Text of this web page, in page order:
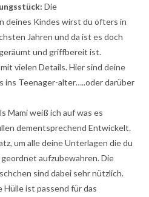
Die
deines Kindes wirst du öfters in
Jahren und da ist es doch
und griffbereit ist.
vielen Details. Hier sind deine
ins Teenager-alter…..oder darüber
Mami weiß ich auf was es
dementsprechend Entwickelt.
um alle deine Unterlagen die du
aufzubewahren. Die
sind dabei sehr nützlich.
Hülle ist passend für das